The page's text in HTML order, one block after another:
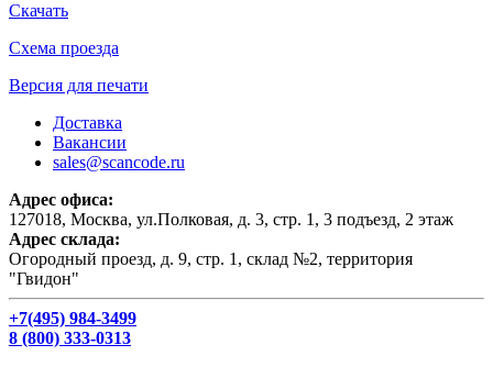
Скачать
Схема проезда
Версия для печати
Доставка
Вакансии
sales@scancode.ru
Адрес офиса:
127018, Москва, ул.Полковая, д. 3, стр. 1, 3 подъезд, 2 этаж
Адрес склада:
Огородный проезд, д. 9, стр. 1, склад №2, территория
"Гвидон"
+7(495) 984-3499
8 (800) 333-0313